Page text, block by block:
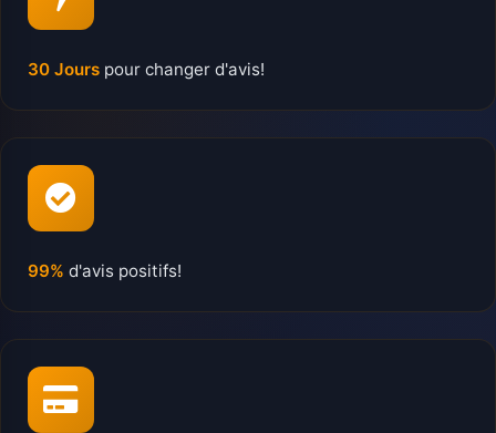
30 Jours pour changer d'avis!
99% d'avis positifs!